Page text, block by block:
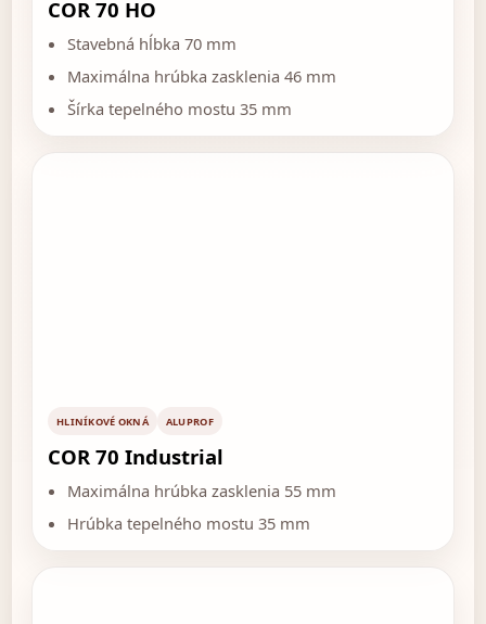
COR 70 HO
Stavebná hĺbka 70 mm
Maximálna hrúbka zasklenia 46 mm
Šírka tepelného mostu 35 mm
HLINÍKOVÉ OKNÁ ALUPROF
COR 70 Industrial
Maximálna hrúbka zasklenia 55 mm
Hrúbka tepelného mostu 35 mm